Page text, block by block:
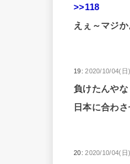
>>118
えぇ～マジ
19:2020/10/04(日
負けたんやな
日本に合わ
20:2020/10/04(